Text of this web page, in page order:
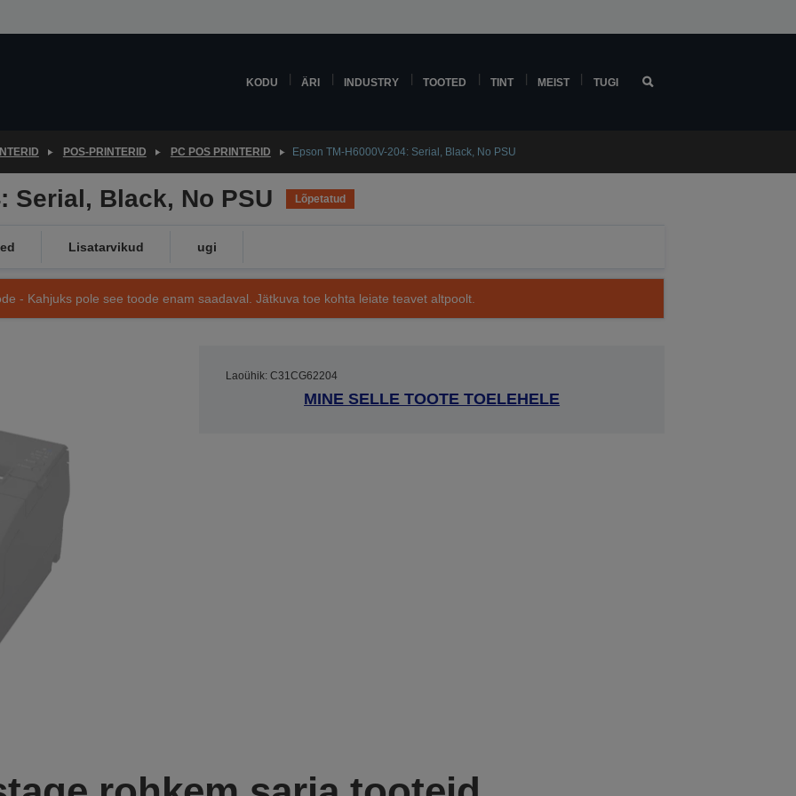
KODU ÄRI INDUSTRY TOOTED TINT MEIST TUGI
POS-PRINTERID PC POS PRINTERID Epson TM-H6000V-204: Serial, Black, No PSU
Serial, Black, No PSU Lõpetatud
Lisatarvikud ugi
- Kahjuks pole see toode enam saadaval. Jätkuva toe kohta leiate teavet altpoolt.
Laoühik: C31CG62204
MINE SELLE TOOTE TOELEHELE